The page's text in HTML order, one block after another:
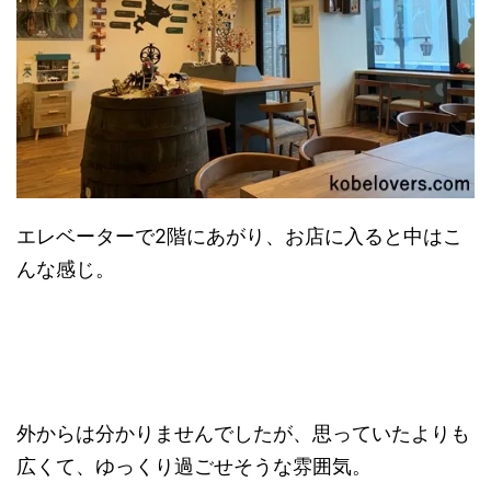
エレベーターで2階にあがり、お店に入ると中はこ
んな感じ。
外からは分かりませんでしたが、思っていたよりも
広くて、ゆっくり過ごせそうな雰囲気。